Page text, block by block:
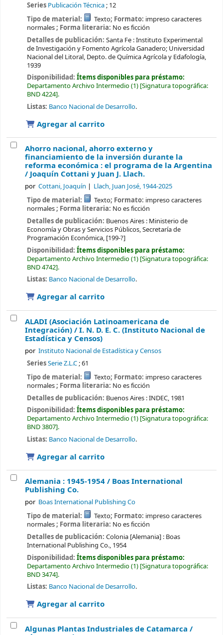
Series Publicación Técnica; 12
Tipo de material:
Texto; Formato: impreso caracteres
normales; Forma literaria: No es ficción
Detalles de publicación: Santa Fe :Instituto Experimental
de Investigación y Fomento Agrícola Ganadero; Universidad
Nacional del Litoral, Depto. de Química Agrícola y Edafología,
1939
Disponibilidad: Ítems disponibles para préstamo:
Departamento Archivo Intermedio(1) Signatura topográfica:
BND 4224 .
Listas: Banco Nacional de Desarrollo.
Agregar al carrito
Ahorro nacional, ahorro externo y
financiamiento de la inversión durante la
reforma económica : el programa de la Argentina
/ Joaquín Cottani y Juan J. Llach.
por Cottani, Joaquín Llach, Juan José, 1944-2025
Tipo de material: Texto; Formato: impreso caracteres
normales; Forma literaria: No es ficción
Detalles de publicación: Buenos Aires : Ministerio de
Economía y Obras y Servicios Públicos, Secretaría de
Programación Económica, [199-?]
Disponibilidad: Ítems disponibles para préstamo:
Departamento Archivo Intermedio(1) Signatura topográfica:
BND 4742 .
Listas: Banco Nacional de Desarrollo.
Agregar al carrito
ALADI (Asociación Latinoamericana de
Integración) /I. N. D. E. C. (Instituto Nacional de
Estadística y Censos)
por Instituto Nacional de Estadística y Censos
SeriesSerie Z.L.C; 61
Tipo de material:
Texto; Formato: impreso caracteres
normales; Forma literaria: No es ficción
Detalles de publicación: Buenos Aires :INDEC, 1981
Disponibilidad: Ítems disponibles para préstamo:
Departamento Archivo Intermedio(1) Signatura topográfica:
BND 3807 .
Listas: Banco Nacional de Desarrollo.
Agregar al carrito
Alemania : 1945-1954 / Boas International
Publishing Co.
por Boas International Publishing Co
Tipo de material: Texto; Formato: impreso caracteres
normales; Forma literaria: No es ficción
Detalles de publicación: Colonia [Alemania] : Boas
International Publishing Co., 1954
Disponibilidad: Ítems disponibles para préstamo:
Departamento Archivo Intermedio(1) Signatura topográfica:
BND 3474 .
Listas: Banco Nacional de Desarrollo.
Agregar al carrito
Algunas Plantas Industriales de Catamarca /